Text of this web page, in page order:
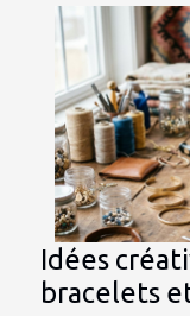
Idées
bracelets